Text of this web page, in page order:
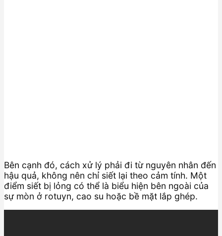
Bên cạnh đó, cách xử lý phải đi từ nguyên nhân đến
hậu quả, không nên chỉ siết lại theo cảm tính. Một
điểm siết bị lỏng có thể là biểu hiện bên ngoài của
sự mòn ở rotuyn, cao su hoặc bề mặt lắp ghép.